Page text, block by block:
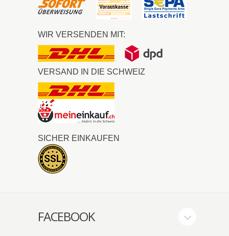
WIR VERSENDEN MIT:
VERSAND IN DIE SCHWEIZ
SICHER EINKAUFEN
FACEBOOK